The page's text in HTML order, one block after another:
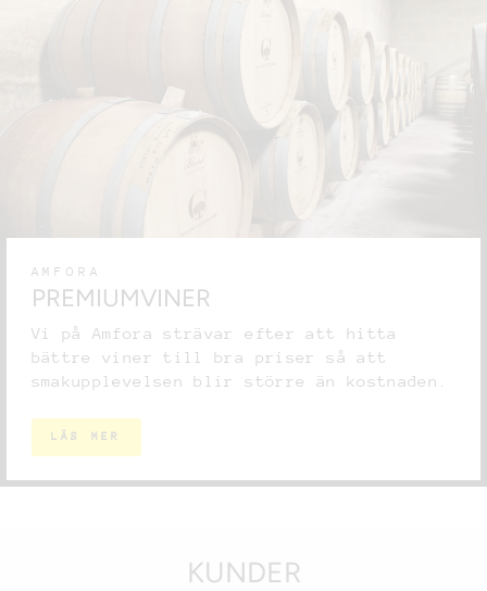
AMFORA
PREMIUMVINER
Vi på Amfora strävar efter att hitta
bättre viner till bra priser så att
smakupplevelsen blir större än kostnaden.
LÄS MER
KUNDER